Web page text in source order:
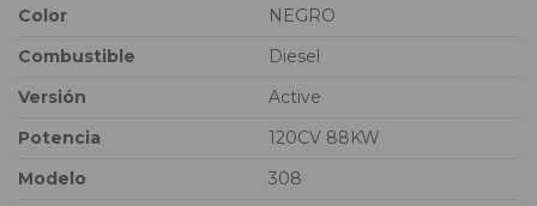
Color
NEGRO
Combustible
Diesel
Versión
Active
Potencia
120CV 88KW
Modelo
308